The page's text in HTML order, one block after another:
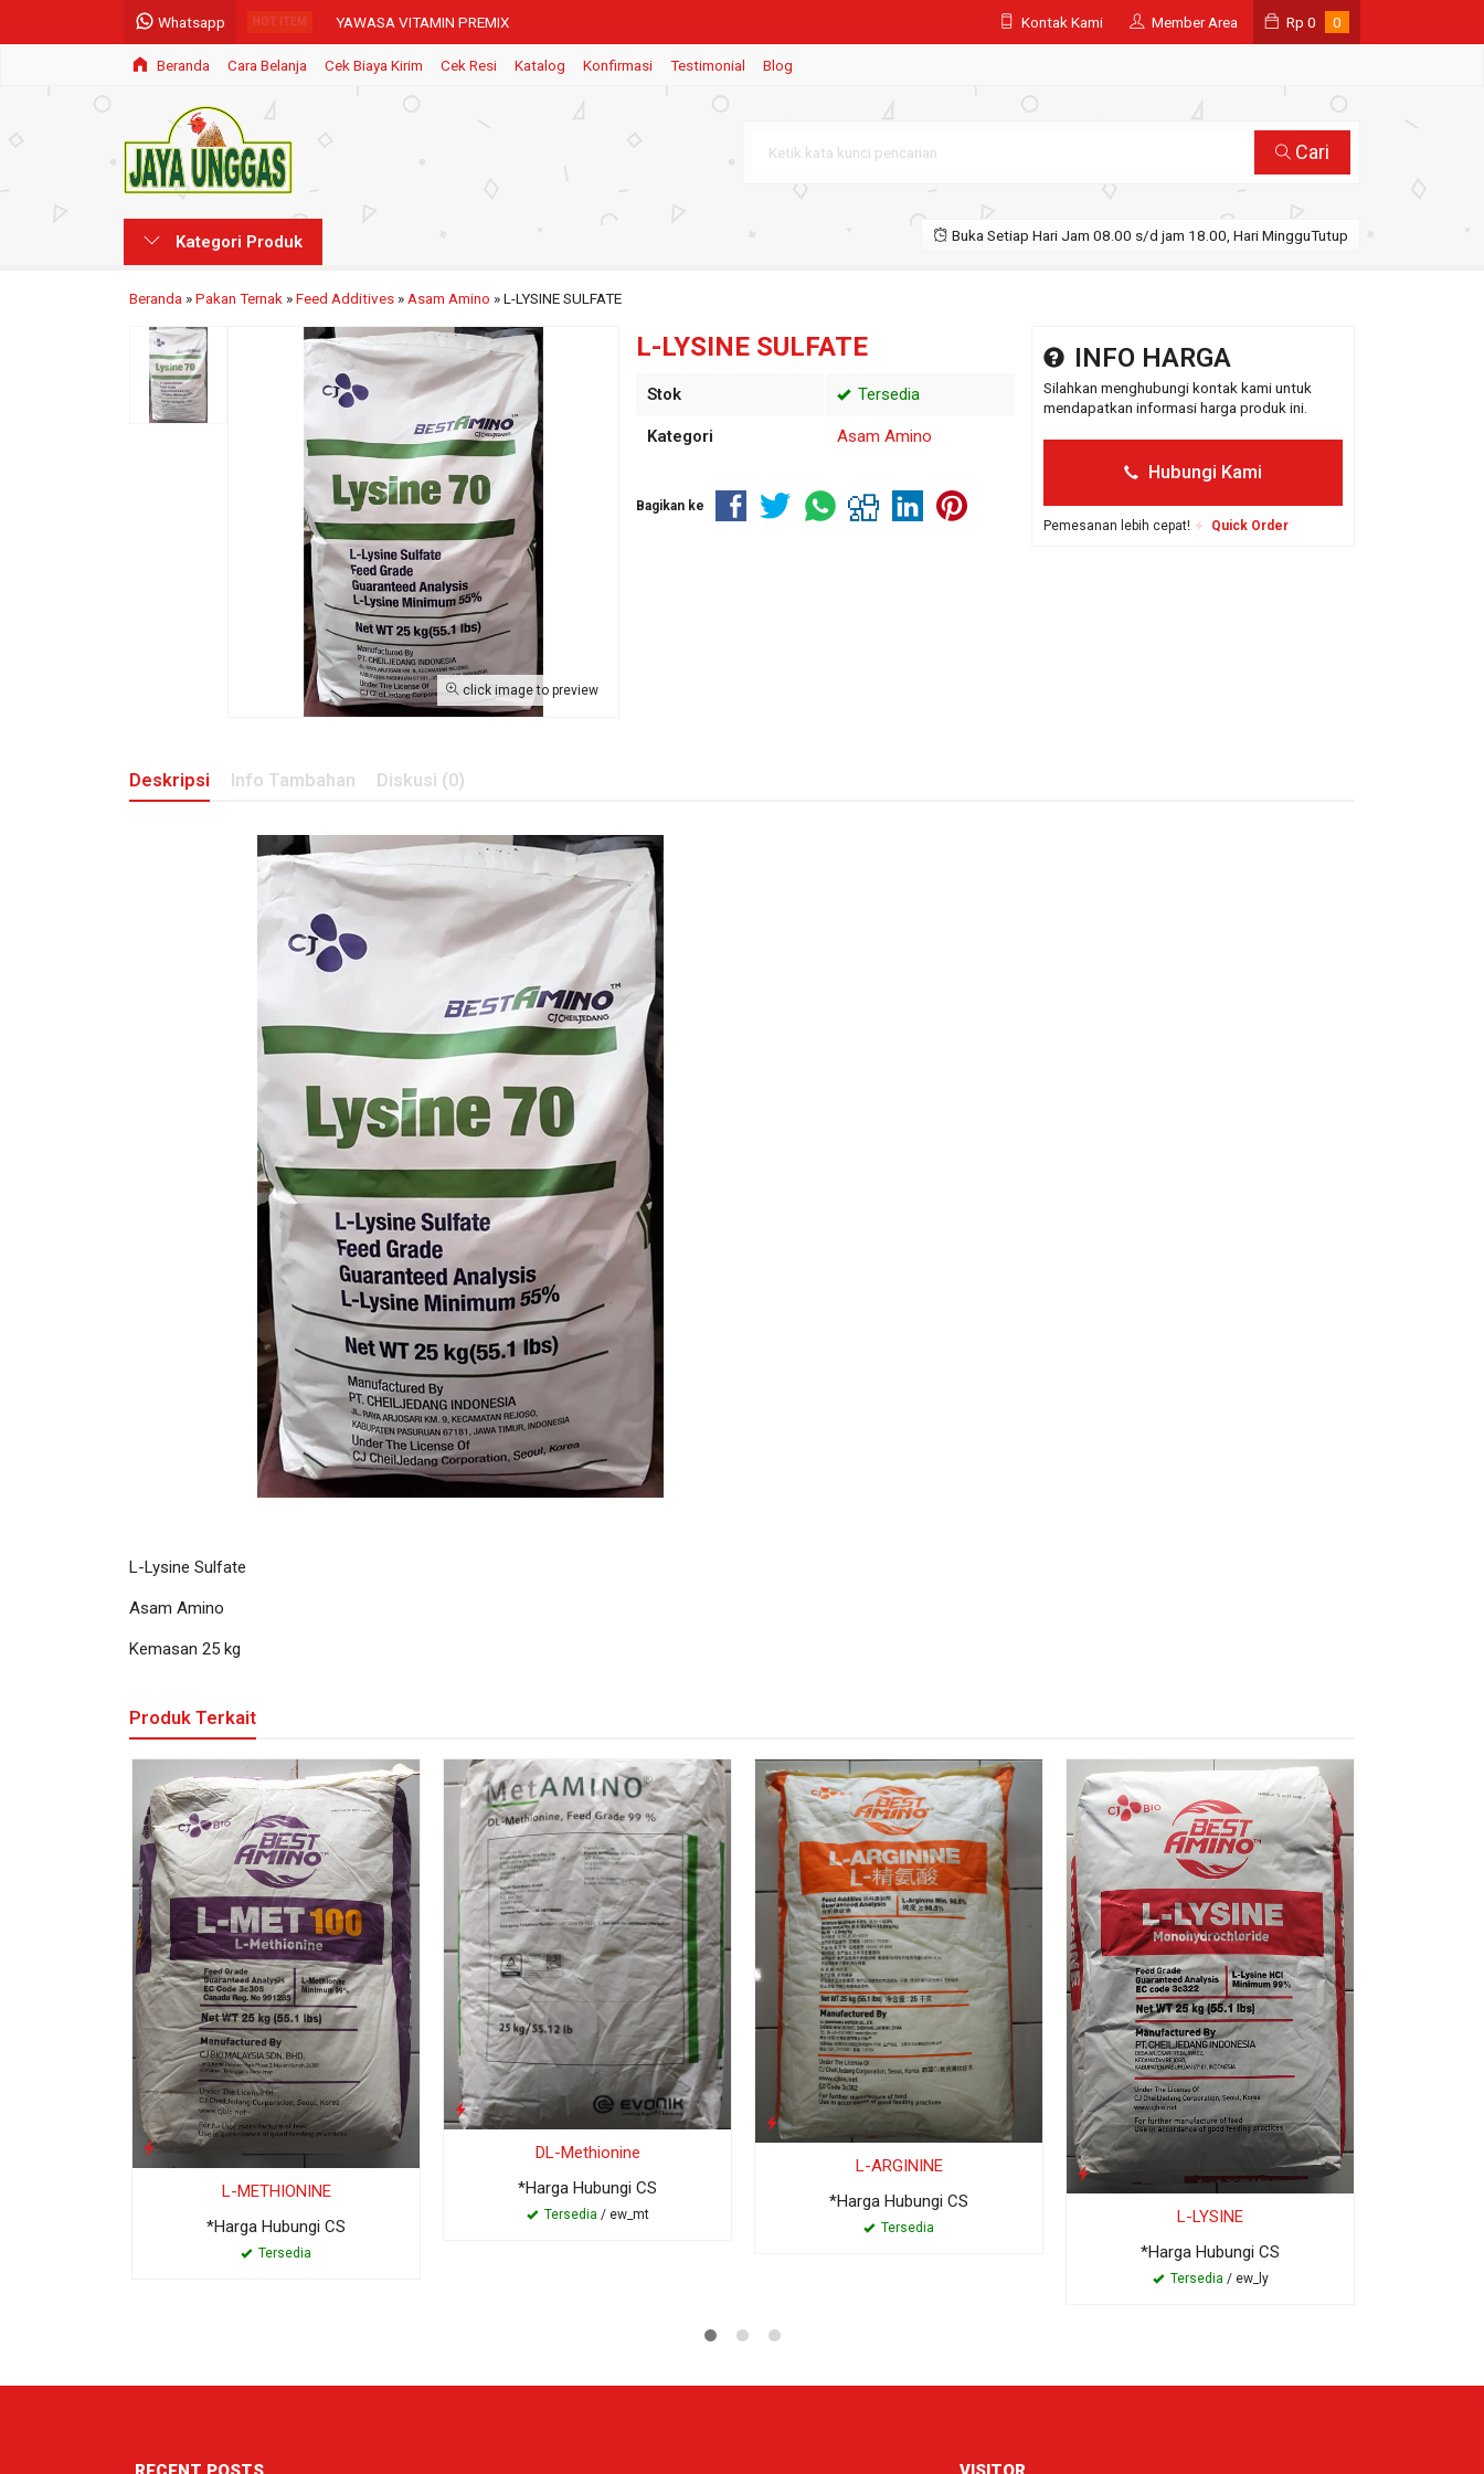
Whatsapp HOT ITEM YAWASA VITAMIN PREMIX
SODIUM BICARBONATE
L-TRYPTOPHAN
JASA FORMULATOR
BERGAFAT
Kontak Kami Member Area Rp 0 0
Beranda Cara Belanja Cek Biaya Kirim Cek Resi Katalog Konfirmasi Testimonial Blog
Cari
Kategori Produk Buka Setiap Hari Jam 08.00 s/d jam 18.00, Hari MingguTutup
Beranda »Pakan Ternak »Feed Additives » Asam Amino »L-LYSINE SULFATE
click image to preview
L-LYSINE SULFATE
Stok Tersedia
Kategori Asam Amino
INFO HARGA
Silahkan menghubungi kontak kami untuk
mendapatkan informasi harga produk ini.
Hubungi Kami
Pemesanan lebih cepat! Quick Order
Bagikan ke
Deskripsi Info Tambahan Diskusi (0)
L-Lysine Sulfate
Asam Amino
Kemasan 25 kg
Produk Terkait
L-METHIONINE
*Harga Hubungi CS
Tersedia
DL-Methionine
*Harga Hubungi CS
Tersedia / ew_mt
L-ARGININE
*Harga Hubungi CS
Tersedia
L-LYSINE
*Harga Hubungi CS
Tersedia / ew_ly